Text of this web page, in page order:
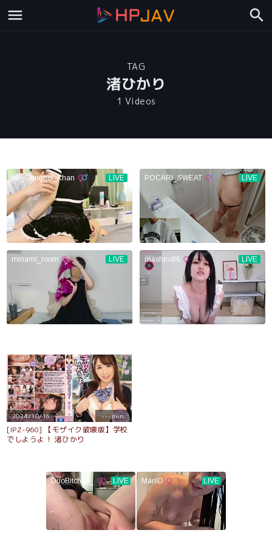
TAG
渚ひかり
1 Videos
2024/10/16 ---min.
[IPZ-960] 【モザイク破壊版】学校
でしようよ！ 渚ひかり